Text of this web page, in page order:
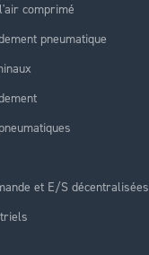
comprimé
pneumatique
et E/S décentralisées